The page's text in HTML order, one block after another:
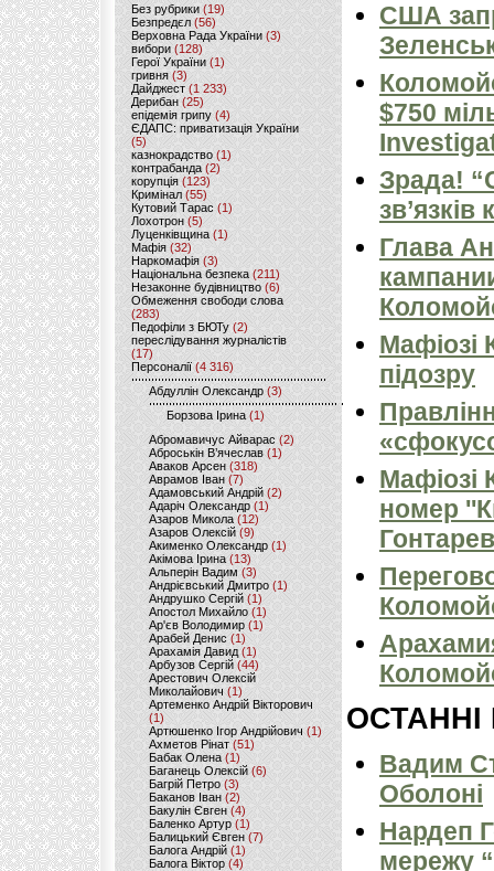
Без рубрики (19)
Безпредєл(56)
Верховна Рада України (3)
вибори(128)
Герої України(1)
гривня (3)
Дайджест (1 233)
Дерибан (25)
епідемія грипу (4)
ЄДАПС: приватизація України
(5)
казнокрадство (1)
контрабанда (2)
корупція (123)
Кримінал (55)
Кутовий Тарас (1)
Лохотрон(5)
Луценківщина (1)
Мафія (32)
Наркомафія (3)
Національна безпека (211)
Незаконне будівництво(6)
Обмеження свободи слова
(283)
Педофіли з БЮТу (2)
переслідування журналістів
(17)
Персоналії (4 316)
Абдуллін Олександр (3)
Борзова Ірина(1)
Абромавичус Айварас (2)
Аброськін В’ячеслав(1)
Аваков Арсен (318)
Аврамов Іван (7)
Адамовський Андрій(2)
Адаріч Олександр (1)
Азаров Микола (12)
Азаров Олексій (9)
Акименко Олександр(1)
Акімова Ірина(13)
Альперін Вадим (3)
Андрієвський Дмитро(1)
Андрушко Сергій(1)
Апостол Михайло(1)
Ар'єв Володимир (1)
Арабей Денис(1)
Арахамія Давид (1)
Арбузов Сергій (44)
Арестович Олексій
Миколайович(1)
Артеменко Андрій Вікторович
(1)
Артюшенко Ігор Андрійович(1)
Ахметов Рінат(51)
Бабак Олена(1)
Баганець Олексій(6)
Багрій Петро (3)
Баканов Іван(2)
Бакулін Євген (4)
Баленко Артур(1)
Балицький Євген(7)
Балога Андрій (1)
Балога Віктор (4)
США
$750
Зрада!
Глава
Мафіозі
підозру
Мафіозі
номер
ОСТАННІ
Вадим
Оболоні
Нардеп
мережу